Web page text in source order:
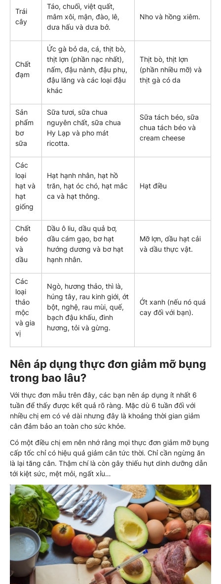
Trái
cây
Táo, chuối, việt quất,
mâm xôi, mận, đào, lê,
dưa hấu và dưa bở.
Nho và hồng xiêm.
Chất
đạm
Ức gà bỏ da, cá, thịt bò,
thịt lợn (phần nạc nhất),
nấm, đậu nành, đậu phụ,
đậu lăng và các loại đậu
khác
Thịt bò, thịt lợn
(phần nhiều mỡ) và
thịt gà có da
Sản
phẩm
bơ
sữa
Sữa tươi, sữa chua
nguyên chất, sữa chua
Hy Lạp và pho mát
ricotta.
Sữa tách béo, sữa
chua tách béo và
cream cheese
Các
loại
hạt và
hạt
giống
Hạt hạnh nhân, hạt hồ
trăn, hạt óc chó, hạt mắc
ca và hạt thông.
Hạt điều
Chất
béo
và
dầu
Dầu ô liu, dầu quả bơ,
dầu cám gạo, bơ hạt
hướng dương và bơ hạt
hạnh nhân.
Mỡ lợn, dầu hạt cải
và dầu thực vật.
Các
loại
thảo
mộc
và gia
vị
Ngò, hương thảo, thì là,
húng tây, rau kinh giới, ớt
bột, nghệ, rau mùi, quế,
bạch đậu khấu, đinh
hương, tỏi và gừng.
Ớt xanh (nếu nó quá
cay đối với bạn).
Nên áp dụng thực đơn giảm mỡ bụng
trong bao lâu?
Với thực đơn mẫu trên đây, các bạn nên áp dụng ít nhất 6
tuần để thấy được kết quả rõ ràng. Mặc dù 6 tuần đối với
nhiều chị em có vẻ dài nhưng đây là khoảng thời gian giảm
cân đảm bảo an toàn cho sức khỏe.
Có một điều chị em nên nhớ rằng mọi thực đơn giảm mỡ bụng
cấp tốc chỉ có hiệu quả giảm cân tức thời. Chỉ cần ngừng ăn
là lại tăng cân. Thậm chí là còn gây thiếu hụt dinh dưỡng dẫn
tới kiệt sức, mệt mỏi, ngất xỉu…